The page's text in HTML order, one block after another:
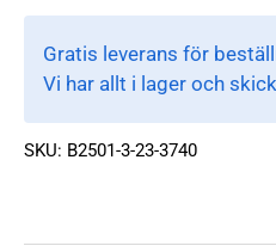
Gratis leverans för
Vi har allt i lager och
SKU: B2501-3-23-3740